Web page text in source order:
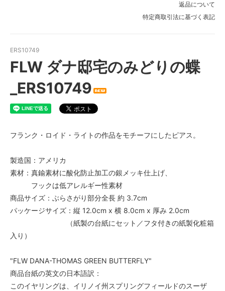
返品について
特定商取引法に基づく表記
ERS10749
FLW ダナ邸宅のみどりの蝶
_ERS10749
フランク・ロイド・ライトの作品をモチーフにしたピアス。
製造国：アメリカ
素材：真鍮素材に酸化防止加工の銀メッキ仕上げ、
フックは低アレルギー性素材
商品サイズ：ぶらさがり部分全長 約 3.7cm
パッケージサイズ：縦 12.0cm x 横 8.0cm x 厚み 2.0cm
（紙製の台紙にセット／フタ付きの紙製化粧箱
入り）
"FLW DANA-THOMAS GREEN BUTTERFLY"
商品台紙の英文の日本語訳：
このイヤリングは、イリノイ州スプリングフィールドのスーザ